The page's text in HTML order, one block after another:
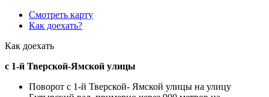
Смотреть карту
Как доехать?
Как доехать
с 1-й Тверской-Ямской улицы
Поворот с 1-й Тверской- Ямской улицы на улицу